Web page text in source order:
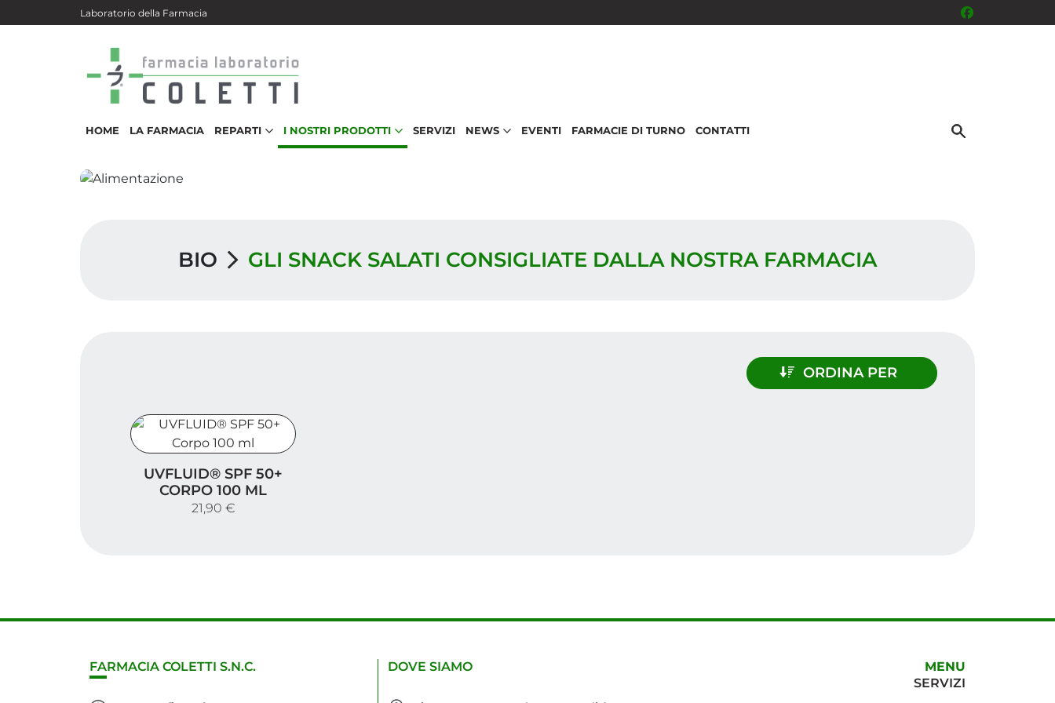
Salta al contenuto principale
Laboratorio della Farmacia
HOME LA FARMACIA REPARTI I NOSTRI PRODOTTI SERVIZI NEWS EVENTI FARMACIE DI TURNO CONTATTI
BIO GLI SNACK SALATI CONSIGLIATE DALLA NOSTRA FARMACIA
ORDINA PER
UVFLUID® SPF 50+
CORPO 100 ML
21,90 €
FARMACIA COLETTI S.N.C. DOVE SIAMO
MENU
SERVIZI